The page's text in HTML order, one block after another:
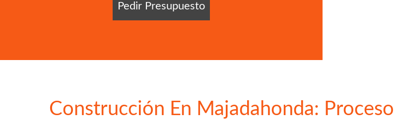
Pedir Presupuesto
Construcción En Majadahonda: